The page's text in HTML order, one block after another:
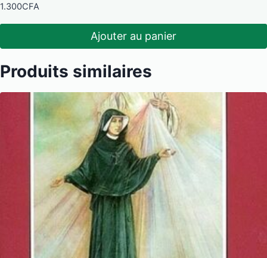
1.300CFA
Ajouter au panier
Produits similaires